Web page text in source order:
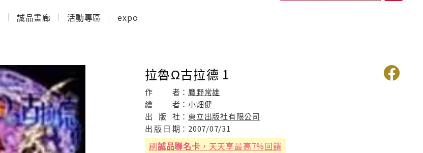
誠品畫廊 活動專區 expo
拉魯Ω古拉德 1
作 者： 鷹野常雄
繪
者：小畑健
出
版 社： 東立出版社有限公司
出 版 日 期： 2007/07/31
刷誠品聯名卡 ，天天享最高7%回饋